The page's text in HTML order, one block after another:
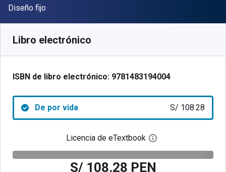
Formato
Diseño fijo
Libro electrónico
ISBN de libro electrónico: 9781483194004
De por vida S/ 108.28
Licencia de eTextbook Abre el cuadro de
S/ 108.28 PEN